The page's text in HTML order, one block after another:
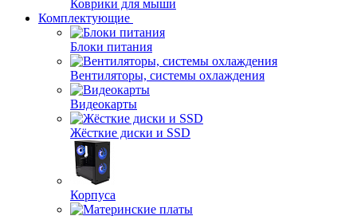
Коврики для мыши
Комплектующие
Блоки питания
Вентиляторы, системы охлаждения
Видеокарты
Жёсткие диски и SSD
Корпуса